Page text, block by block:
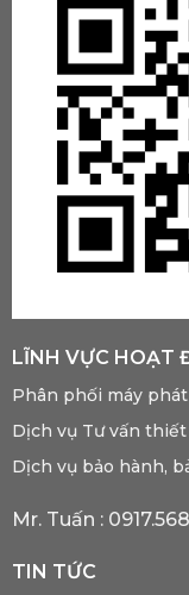
LĨNH VỰC HOẠT
Phân phối máy
Dịch vụ Tư vấn
Dịch vụ bảo hành,
Mr. Tuấn :
TIN TỨC